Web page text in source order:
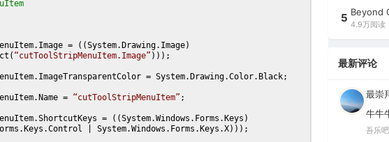
= ((System.Drawing.Image)
“cutToolStripMenuItem.Image” )));
= System.Drawing.Color.Black;
= “cutToolStripMenuItem” ;
= ((System.Windows.Forms.Keys)
| System.Windows.Forms.Keys.X)));
5
4.9万阅读
最新评论
最崇
牛牛